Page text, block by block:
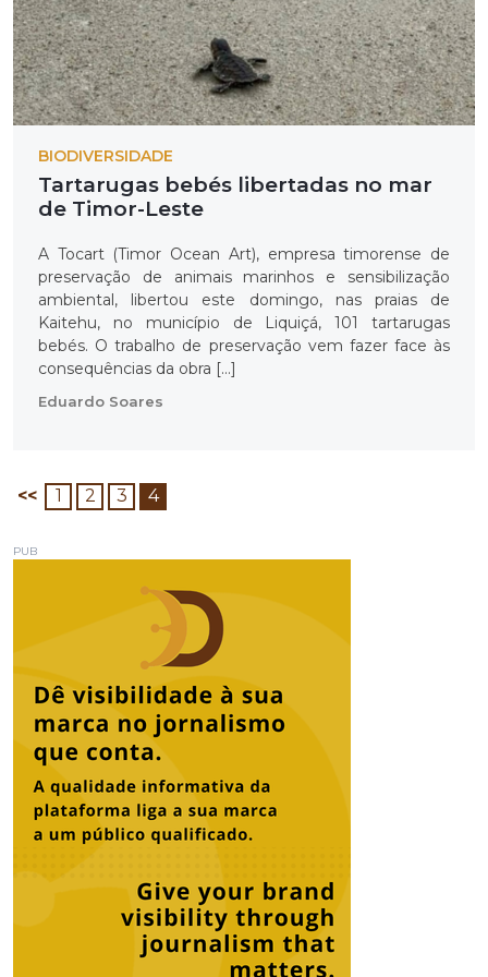
BIODIVERSIDADE
Tartarugas bebés libertadas no mar
de Timor-Leste
A Tocart (Timor Ocean Art), empresa timorense de
preservação de animais marinhos e sensibilização
ambiental, libertou este domingo, nas praias de
Kaitehu, no município de Liquiçá, 101 tartarugas
bebés. O trabalho de preservação vem fazer face às
consequências da obra […]
Eduardo Soares
<< 1 2 3 4
PUB